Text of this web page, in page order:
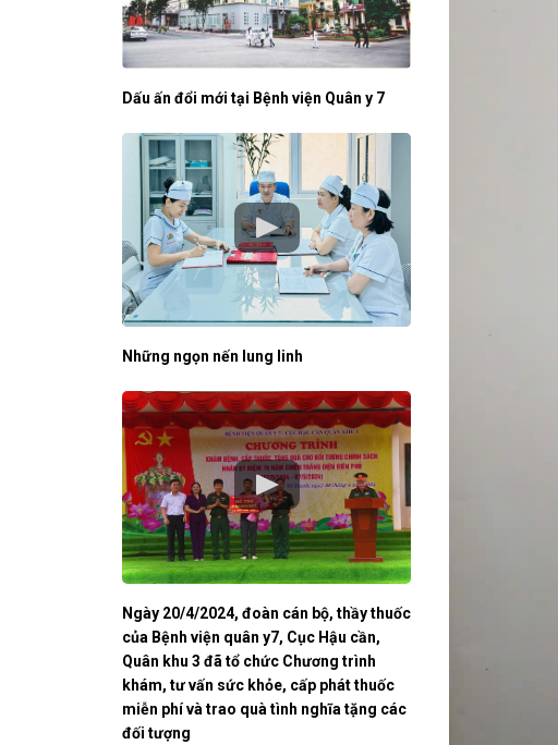
Dấu ấn đổi mới tại Bệnh viện Quân y 7
Những ngọn nến lung linh
Ngày 20/4/2024, đoàn cán bộ, thầy thuốc
của Bệnh viện quân y7, Cục Hậu cần,
Quân khu 3 đã tổ chức Chương trình
khám, tư vấn sức khỏe, cấp phát thuốc
miễn phí và trao quà tình nghĩa tặng các
đối tượng